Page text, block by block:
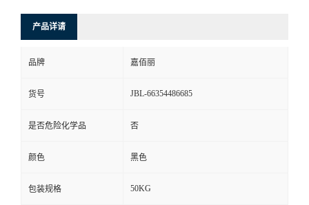
产品详请
品牌 嘉佰丽
货号 JBL-66354486685
是否危险化学品 否
颜色 黑色
包装规格 50KG